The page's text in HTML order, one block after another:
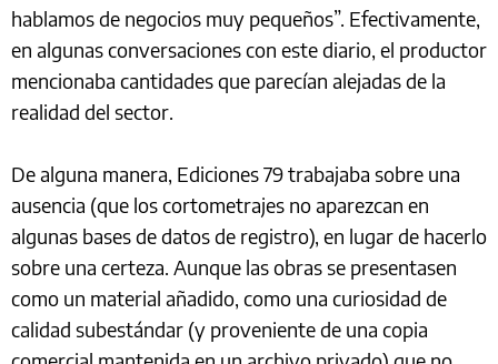
hablamos de negocios muy pequeños”. Efectivamente,
en algunas conversaciones con este diario, el productor
mencionaba cantidades que parecían alejadas de la
realidad del sector.
De alguna manera, Ediciones 79 trabajaba sobre una
ausencia (que los cortometrajes no aparezcan en
algunas bases de datos de registro), en lugar de hacerlo
sobre una certeza. Aunque las obras se presentasen
como un material añadido, como una curiosidad de
calidad subestándar (y proveniente de una copia